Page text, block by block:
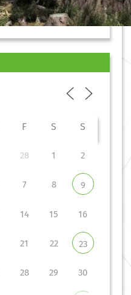
F S S
28 1 2
7 8 9
14 15 16
21 22 23
28 29 30